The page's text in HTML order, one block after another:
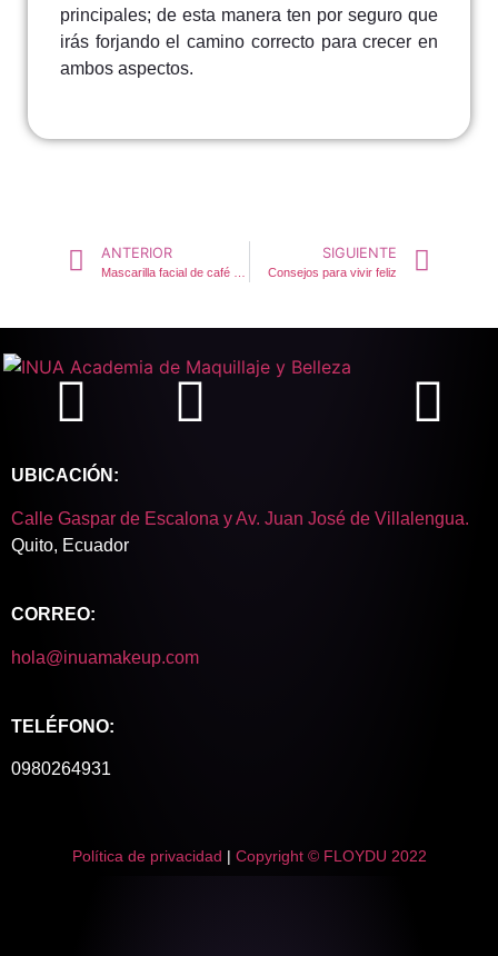
principales; de esta manera ten por seguro que
irás forjando el camino correcto para crecer en
ambos aspectos.
ANTERIOR SIGUIENTE
Consejos para vivir feliz
UBICACIÓN:
Calle Gaspar de Escalona y Av. Juan José de Villalengua.
Quito, Ecuador
CORREO:
hola@inuamakeup.com
TELÉFONO:
0980264931
Política de privacidad | Copyright © FLOYDU 2022